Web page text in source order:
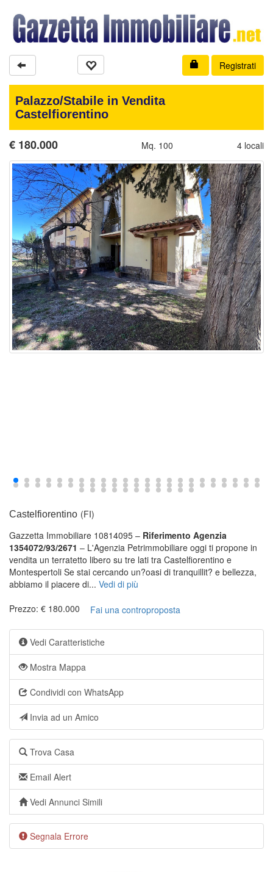
Registrati
Palazzo/Stabile in Vendita
Castelfiorentino
€ 180.000 Mq. 100 4 locali
Castelfiorentino (FI)
Gazzetta Immobiliare 10814095 – Riferimento Agenzia
1354072/93/2671 – L'Agenzia Petrimmobiliare oggi ti propone in
vendita un terratetto libero su tre lati tra Castelfiorentino e
Montespertoli Se stai cercando un?oasi di tranquillit? e bellezza,
abbiamo il piacere di... Vedi di più
Prezzo: € 180.000
Fai una controproposta
Vedi Caratteristiche
Mostra Mappa
Condividi con WhatsApp
Invia ad un Amico
Trova Casa
Email Alert
Vedi Annunci Simili
Segnala Errore